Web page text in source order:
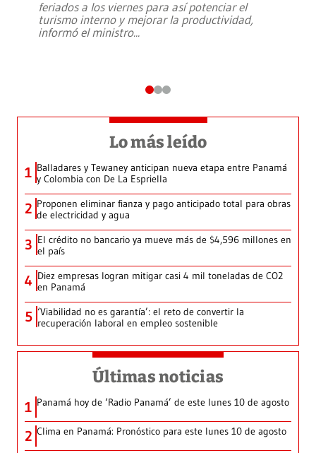
feriados a los viernes para así potenciar el
turismo interno y mejorar la productividad,
informó el ministro...
Lo más leído
1 Balladares y Tewaney anticipan nueva etapa entre Panamá
y Colombia con De La Espriella
2 Proponen eliminar fianza y pago anticipado total para obras
de electricidad y agua
3 El crédito no bancario ya mueve más de $4,596 millones en
el país
4 Diez empresas logran mitigar casi 4 mil toneladas de CO2
en Panamá
5 ‘Viabilidad no es garantía’: el reto de convertir la
recuperación laboral en empleo sostenible
Últimas noticias
1 Panamá hoy de ‘Radio Panamá’ de este lunes 10 de agosto
2 Clima en Panamá: Pronóstico para este lunes 10 de agosto